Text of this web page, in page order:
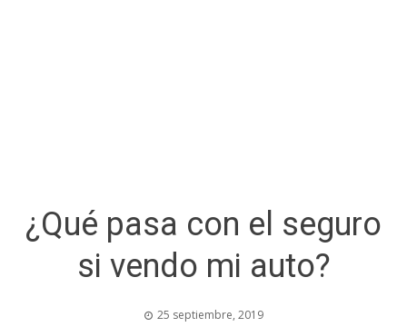
¿Qué pasa con el seguro
si vendo mi auto?
25 septiembre, 2019